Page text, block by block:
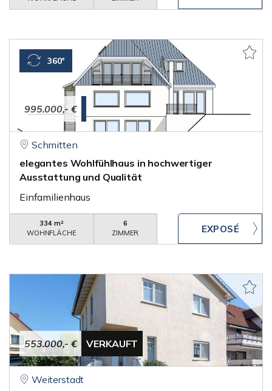
995.000,- €
360°
Schmitten
elegantes Wohlfühlhaus in hochwertiger
Ausstattung und Qualität
Einfamilienhaus
334 m²
WOHNFLÄCHE
6
ZIMMER
553.000,- € VERKAUFT
Weiterstadt